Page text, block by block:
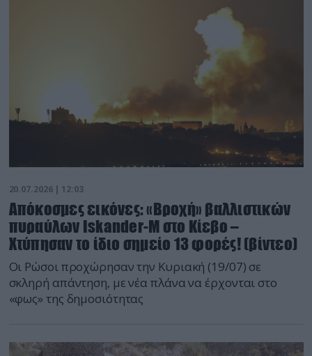
20.07.2026 | 12:03
Απόκοσμες εικόνες: «Βροχή» βαλλιστικών
πυραύλων Iskander-M στο Κίεβο –
Χτύπησαν το ίδιο σημείο 13 φορές! (βίντεο)
Οι Ρώσοι προχώρησαν την Κυριακή (19/07) σε
σκληρή απάντηση, με νέα πλάνα να έρχονται στο
«φως» της δημοσιότητας